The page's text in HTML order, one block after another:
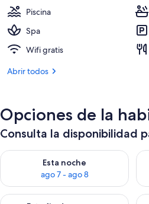
Piscina
Spa
Wifi gratis
Abrir todos
Opciones de la
Consulta la disponibilidad
Esta noche
ago 7 - ago 8
Consulta la disponibilidad para
Consulta la disponibilidad para